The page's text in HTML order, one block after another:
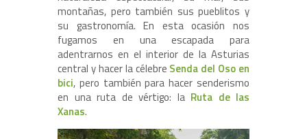
montañas, pero también sus pueblitos y
su gastronomía. En esta ocasión nos
fugamos en una escapada para
adentrarnos en el interior de la Asturias
central y hacer la célebre Senda del Oso en
bici, pero también para hacer senderismo
en una ruta de vértigo: la Ruta de las
Xanas.